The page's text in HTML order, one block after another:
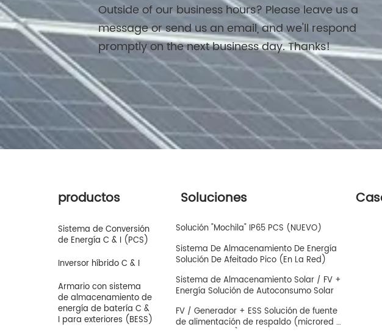
Outside of our business hours? Please leave us a
message or send us an email, and we'll respond
promptly on the next business day. Thanks!
productos
Sistema de Conversión
de Energía C & I (PCS)
Inversor híbrido C & I
Armario con sistema
de almacenamiento de
energía de batería C &
I para exteriores (BESS)
Soluciones
Solución "Mochila" IP65 PCS (NUEVO)
Sistema De Almacenamiento De Energía
Solución De Afeitado Pico (En La Red)
Sistema de Almacenamiento Solar / FV +
Energía Solución de Autoconsumo Solar
FV / Generador + ESS Solución de fuente
de alimentación de respaldo (microred /